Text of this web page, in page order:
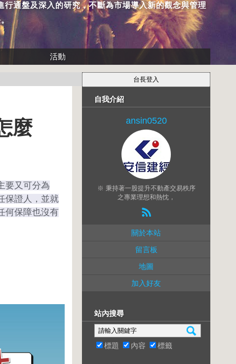
通盤及深入的研究，不斷為市場導入新的觀念與管理
活動
麼
要又可分為
保證人，並就
何保障也沒有
自我介紹
ansin0520
※ 秉持著一股提升不動產交易秩序
之專業理想和熱忱，
關於本站
留言板
地圖
加入好友
站內搜尋
標題 內容 標籤